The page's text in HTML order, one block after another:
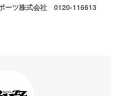
ーツ株式会社 0120-116613